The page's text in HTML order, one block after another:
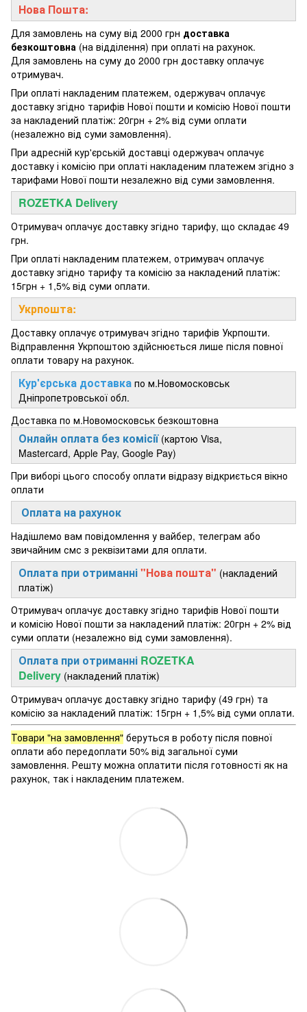
Нова Пошта:
Для замовлень на суму від 2000 грн доставка
безкоштовна (на відділення) при оплаті на рахунок.
Для замовлень на суму до 2000 грн доставку оплачує
отримувач.
При оплаті накладеним платежем, одержувач оплачує
доставку згідно тарифів Нової пошти и комісію Нової пошти
за накладений платіж: 20грн + 2% від суми оплати
(незалежно від суми замовлення).
При адресній кур'єрській доставці одержувач оплачує
доставку і комісію при оплаті накладеним платежем згідно з
тарифами Нової пошти незалежно від суми замовлення.
ROZETKA Delivery
Отримувач оплачує доставку згідно тарифу, що складає 49
грн.
При оплаті накладеним платежем, отримувач оплачує
доставку згідно тарифу та комісію за накладений платіж:
15грн + 1,5% від суми оплати.
Укрпошта:
Доставку оплачує отримувач згідно тарифів Укрпошти.
Відправлення Укрпоштою здійснюється лише після повної
оплати товару на рахунок.
Кур'єрська доставка по м.Новомосковськ
Дніпропетровської обл.
Доставка по м.Новомосковськ безкоштовна
Онлайн оплата без комісії(картою Visa,
Mastercard, Apple Pay, Google Pay)
При виборі цього способу оплати відразу відкриється вікно
оплати
Оплата на рахунок
Надішлемо вам повідомлення у вайбер, телеграм або
звичайним смс з реквізитами для оплати.
Оплата при отриманні"Нова пошта" (накладений
платіж)
Отримувач оплачує доставку згідно тарифів Нової пошти
и комісію Нової пошти за накладений платіж: 20грн + 2% від
суми оплати (незалежно від суми замовлення).
Оплата при отриманні ROZETKA
Delivery (накладений платіж)
Отримувач оплачує доставку згідно тарифу (49 грн) та
комісію за накладений платіж: 15грн + 1,5% від суми оплати.
Товари "на замовлення" беруться в роботу після повної
оплати або передоплати 50% від загальної суми
замовлення. Решту можна оплатити після готовності як на
рахунок, так і накладеним платежем.